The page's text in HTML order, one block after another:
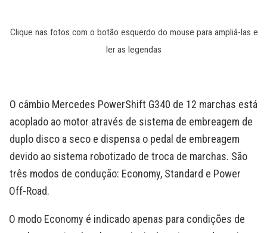
Clique nas fotos com o botão esquerdo do mouse para ampliá-las e
ler as legendas
O câmbio Mercedes PowerShift G340 de 12 marchas está
acoplado ao motor através de sistema de embreagem de
duplo disco a seco e dispensa o pedal de embreagem
devido ao sistema robotizado de troca de marchas. São
três modos de condução: Economy, Standard e Power
Off-Road.
O modo Economy é indicado apenas para condições de